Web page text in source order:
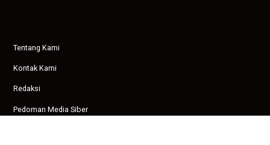
Tentang Kami
Kontak Kami
Redaksi
Pedoman Media Siber